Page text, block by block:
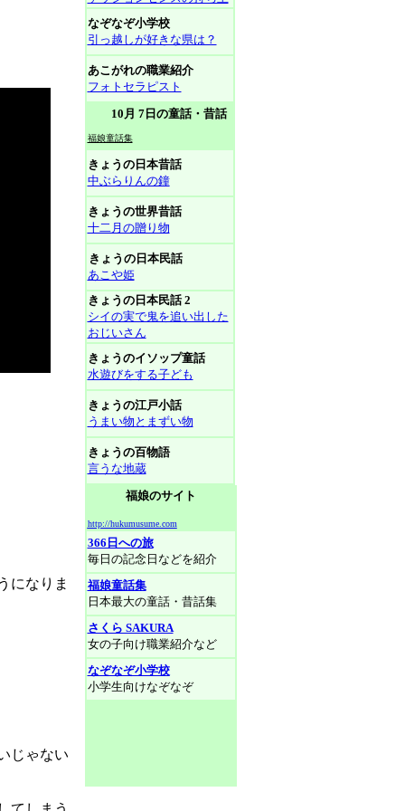
になりま
じゃない
なぞなぞ小学校
引っ越しが好きな県は？
あこがれの職業紹介
フォトセラピスト
10月 7日の童話・昔話
福娘童話集
きょうの日本昔話
中ぶらりんの鐘
きょうの世界昔話
十二月の贈り物
きょうの日本民話
あこや姫
きょうの日本民話 2
シイの実で鬼を追い出した
おじいさん
きょうのイソップ童話
水遊びをする子ども
きょうの江戸小話
うまい物とまずい物
きょうの百物語
言うな地蔵
福娘のサイト
http://hukumusume.com
366日への旅
毎日の記念日などを紹介
福娘童話集
日本最大の童話・昔話集
さくら SAKURA
女の子向け職業紹介など
なぞなぞ小学校
小学生向けなぞなぞ